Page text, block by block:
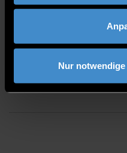
Nur
Date/time arranged by
PUBLICATIONS